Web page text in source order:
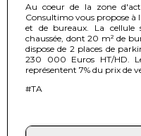
Au coeur de la zone
Consultimo vous propose à
et de bureaux. La cellule
chaussée, dont 20 m² de
dispose de 2 places de
230 000 Euros HT/HD.
représentent 7% du prix de
#TA